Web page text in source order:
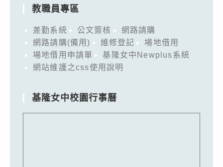
教職員專區
差勤系統 公文簽核
網路請購
網路請購(備用)
維修登記
場地借用
場地借用申請單
基隆女中Newplus系統
網站維護之css使用說明
基隆女中校園行事曆